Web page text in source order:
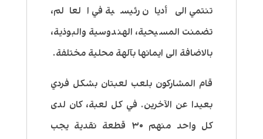
تنتمي الى أديان رئيسية في العالم،
تضمنت المسيحية، الهندوسية والبوذية،
بالاضافة الى ايمانها بآلهة محلية مختلفة.
قام المشاركون بلعب لعبتان بشكل فردي
بعيدا عن الآخرين. في كل لعبة، كان لدى
كل واحد منهم ٣٠ قطعة نقدية يجب